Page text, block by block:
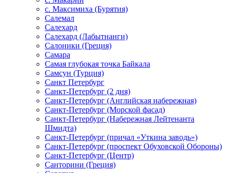
с. Максимиха (Бурятия)
Салемал
Салехард
Салехард (Лабытнанги)
Салоники (Греция)
Самара
Самая глубокая точка Байкала
Самсун (Турция)
Санкт Петербург
Санкт-Петербург (2 дня)
Санкт-Петербург (Английская набережная)
Санкт-Петербург (Морской фасад)
Санкт-Петербург (Набережная Лейтенанта
Шмидта)
Санкт-Петербург (причал «Уткина заводь»)
Санкт-Петербург (проспект Обуховской Обороны)
Санкт-Петербург (Центр)
Санторини (Греция)